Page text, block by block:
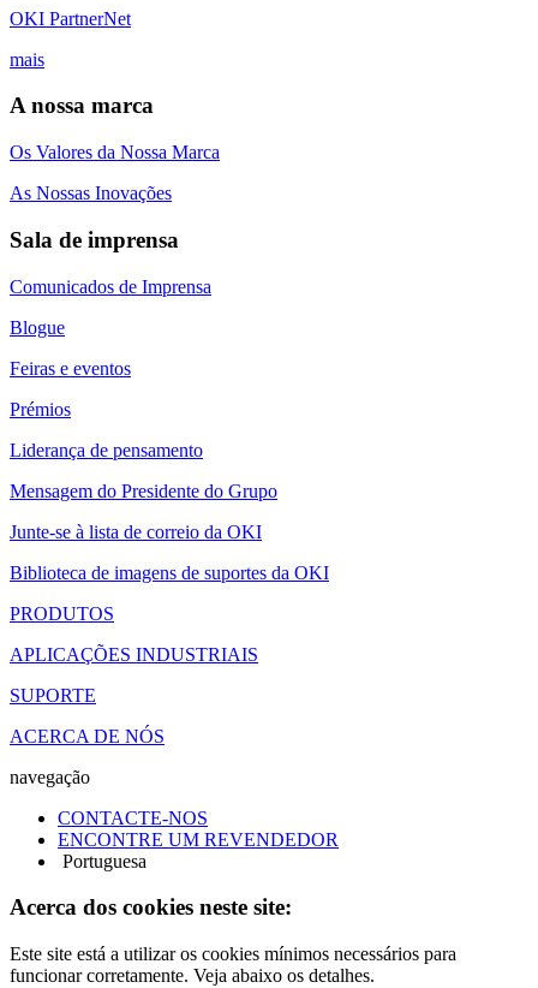
OKI PartnerNet
mais
A nossa marca
Os Valores da Nossa Marca
As Nossas Inovações
Sala de imprensa
Comunicados de Imprensa
Blogue
Feiras e eventos
Prémios
Liderança de pensamento
Mensagem do Presidente do Grupo
Junte-se à lista de correio da OKI
Biblioteca de imagens de suportes da OKI
PRODUTOS
APLICAÇÕES INDUSTRIAIS
SUPORTE
ACERCA DE NÓS
navegação
CONTACTE-NOS
ENCONTRE UM REVENDEDOR
Portuguesa
Acerca dos cookies neste site:
Este site está a utilizar os cookies mínimos necessários para
funcionar corretamente. Veja abaixo os detalhes.